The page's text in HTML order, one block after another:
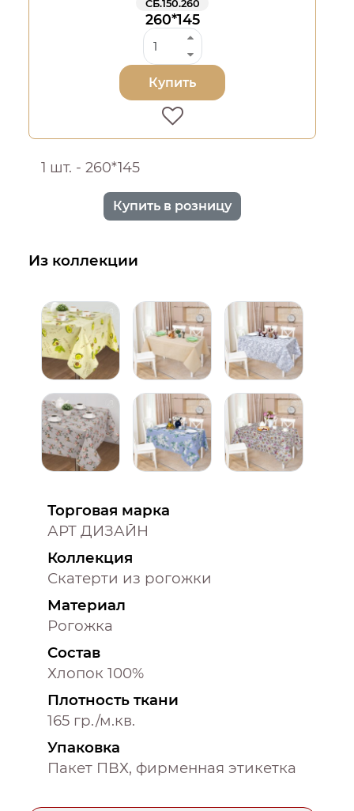
СБ.150.260
260*145
Купить
1 шт. - 260*145
Купить в розницу
Из коллекции
Торговая марка
АРТ ДИЗАЙН
Коллекция
Скатерти из рогожки
Материал
Рогожка
Состав
Хлопок 100%
Плотность ткани
165 гр./м.кв.
Упаковка
Пакет ПВХ, фирменная этикетка